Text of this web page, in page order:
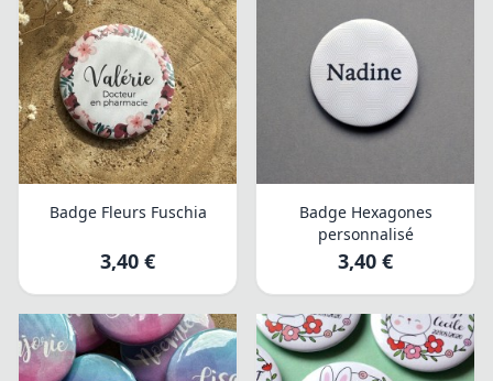
Badge Fleurs Fuschia
3,40 €
Badge Hexagones
personnalisé
3,40 €